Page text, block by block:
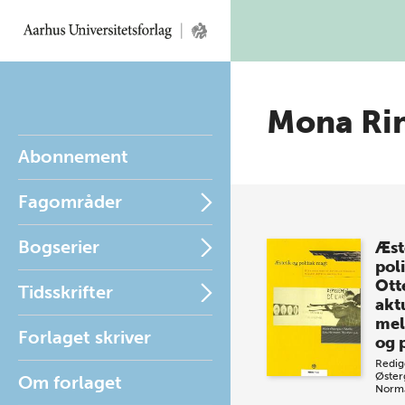
Abonnement
Fagområder
Bogserier
Tidsskrifter
Forlaget skriver
Om forlaget
Mona
og